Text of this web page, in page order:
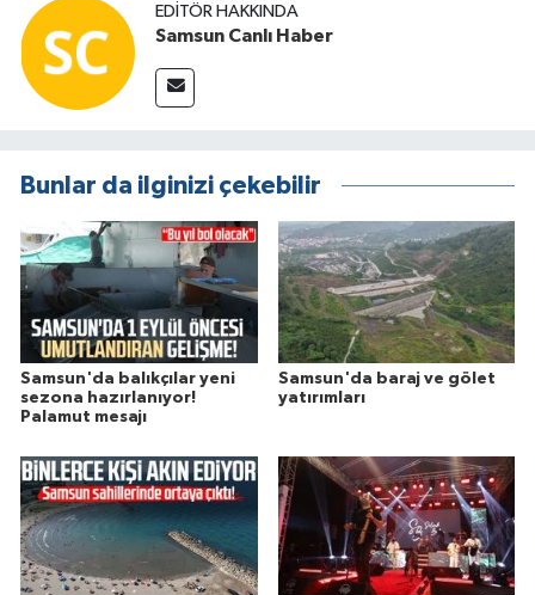
EDITÖR HAKKINDA
Samsun Canlı Haber
Bunlar da ilginizi çekebilir
Samsun'da balıkçılar yeni
sezona hazırlanıyor!
Palamut mesajı
Samsun'da baraj ve gölet
yatırımları